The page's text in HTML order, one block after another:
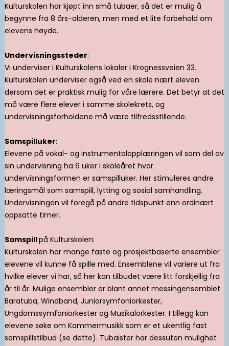
Kulturskolen har kjøpt inn små tubaer, så det er mulig å
begynne fra 8 års-alderen, men med et lite forbehold om
elevens høyde.
Undervisningssteder:
Vi underviser i Kulturskolens lokaler i Krognessveien 33.
Kulturskolen underviser også ved en skole nært eleven
dersom det er praktisk mulig for våre lærere. Det betyr at det
må være flere elever i samme skolekrets, og
undervisningsforholdene må være tilfredsstillende.
Samspilluker:
Elevene på vokal- og instrumentalopplæringen vil som del av
sin undervisning ha 6 uker i skoleåret hvor
undervisningsformen er samspilluker. Her stimuleres andre
læringsmål som samspill, lytting og sosial samhandling.
Undervisningen vil foregå på andre tidspunkt enn ordinært
oppsatte timer.
Samspillpå Kulturskolen:
Kulturskolen har mange faste og prosjektbaserte ensembler
elevene vil kunne få spille med. Ensemblene vil variere ut fra
hvilke elever vi har, så her kan tilbudet være litt forskjellig fra
år til år. Mulige ensembler er blant annet messingensemblet
Baratuba, Windband, Juniorsymfoniorkester,
Ungdomssymfoniorkester og Musikalorkester. I tillegg kan
elevene søke om Kammermusikk som er et ukentlig fast
samspillstilbud (se dette). Tubaister har dessuten mulighet